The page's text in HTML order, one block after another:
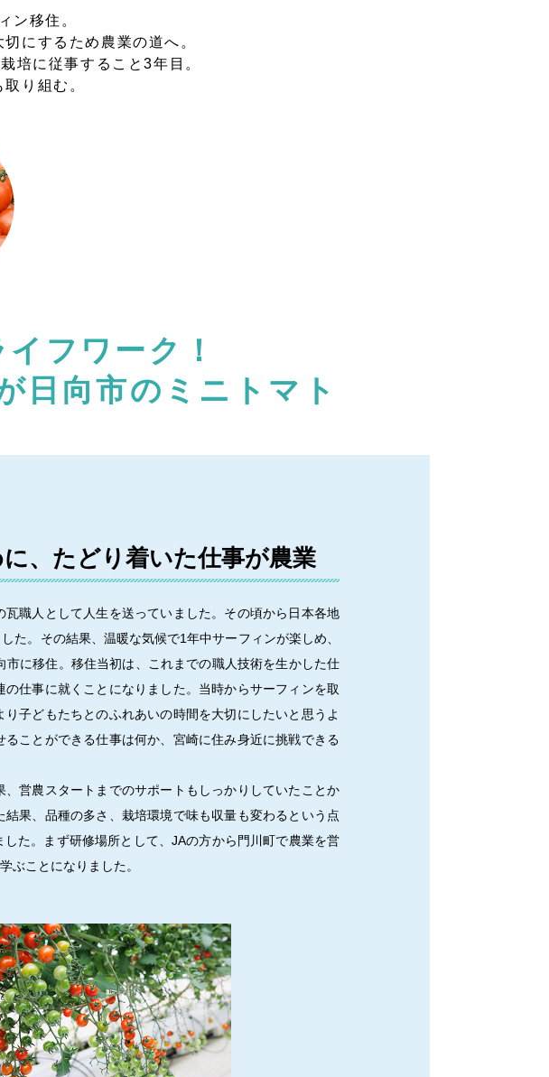
ン移住。
にするため農業の道へ。
培に従事すること3年目。
り組む。
フワーク！
日向市のミニトマト
、たどり着いた仕事が農業
職人として人生を送っていました。その頃から日本各地
た。その結果、温暖な気候で1年中サーフィンが楽しめ、
に移住。移住当初は、これまでの職人技術を生かした仕
仕事に就くことになりました。当時からサーフィンを取
子どもたちとのふれあいの時間を大切にしたいと思うよ
ことができる仕事は何か、宮崎に住み身近に挑戦できる
営農スタートまでのサポートもしっかりしていたことか
果、品種の多さ、栽培環境で味も収量も変わるという点
た。まず研修場所として、JAの方から門川町で農業を営
ぶことになりました。